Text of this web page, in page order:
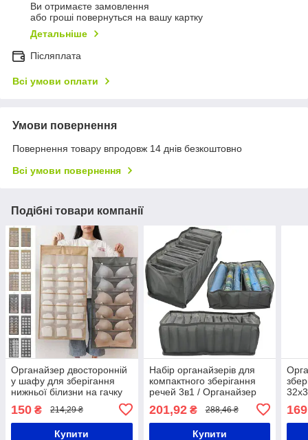
Ви отримаєте замовлення
або гроші повернуться на вашу картку
Детальніше
Післяплата
Всі умови оплати
Умови повернення
Повернення товару впродовж 14 днів безкоштовно
Всі умови повернення
Подібні товари компанії
Органайзер двосторонній
у шафу для зберігання
нижньої білизни на гачку
150 ₴ 214,29 ₴
Купити
Набір органайзерів для
компактного зберігання
речей 3в1 / Органайзер
для білизни та шкарпеток
у шафу
201,92₴ 288,46 ₴
Купити